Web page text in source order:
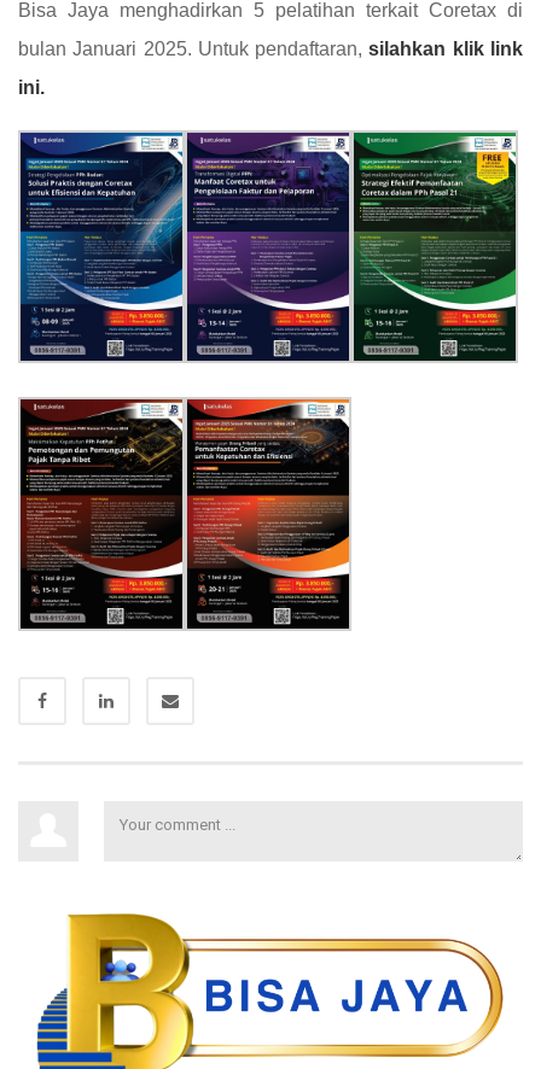
Bisa Jaya menghadirkan 5 pelatihan terkait Coretax di
bulan Januari 2025. Untuk pendaftaran,silahkan klik link
ini.